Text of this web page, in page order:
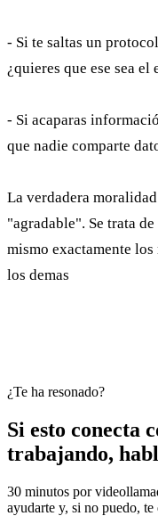
- Si te saltas un
¿quieres que ese sea
- Si acaparas
que nadie comparte
La verdadera
"agradable". Se trata
mismo exactamente los
los demas
¿Te ha resonado?
Si esto conecta
trabajando,
30 minutos por
ayudarte y, si no puedo, te